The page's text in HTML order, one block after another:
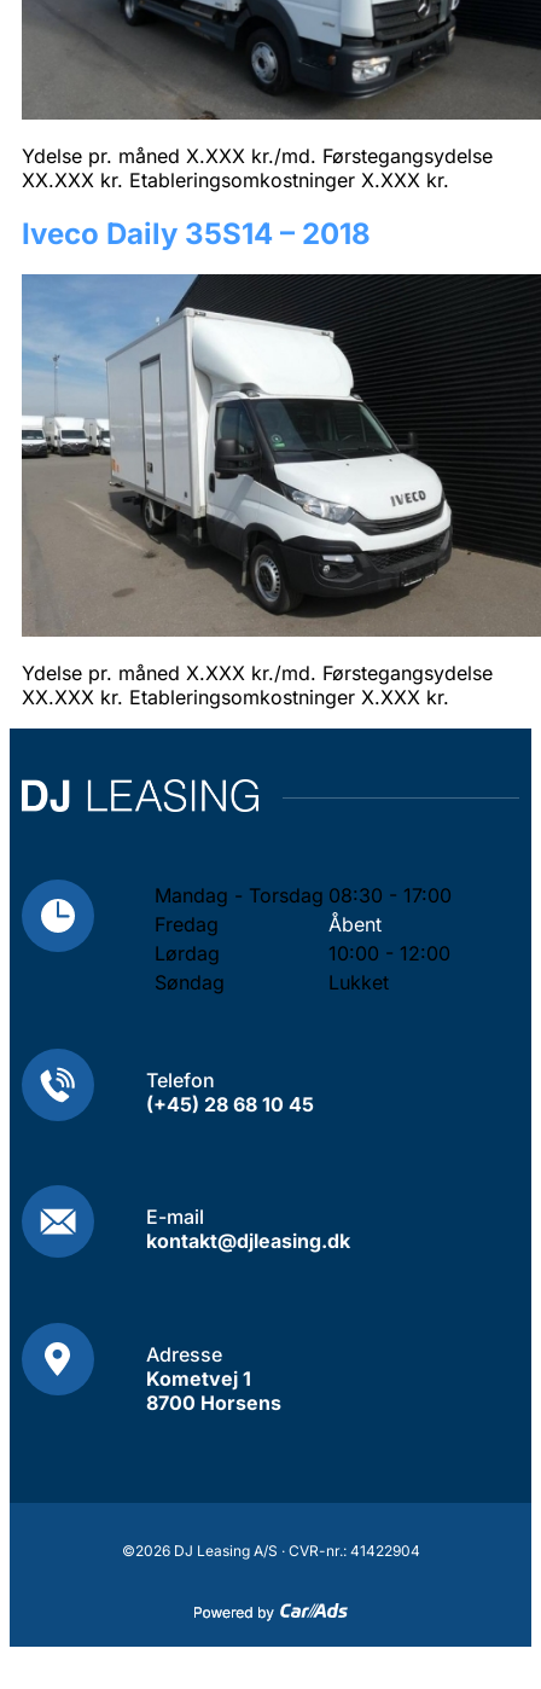
Ydelse pr. måned X.XXX kr./md. Førstegangsydelse
XX.XXX kr. Etableringsomkostninger X.XXX kr.
Iveco Daily 35S14 – 2018
Ydelse pr. måned X.XXX kr./md. Førstegangsydelse
XX.XXX kr. Etableringsomkostninger X.XXX kr.
Mandag - Torsdag 08:30 - 17:00
Fredag
Åbent
Lørdag
10:00 - 12:00
Søndag
Lukket
Telefon
(+45) 28 68 10 45
E-mail
kontakt@djleasing.dk
Adresse
Kometvej 1
8700 Horsens
©2026 DJ Leasing A/S · CVR-nr.: 41422904